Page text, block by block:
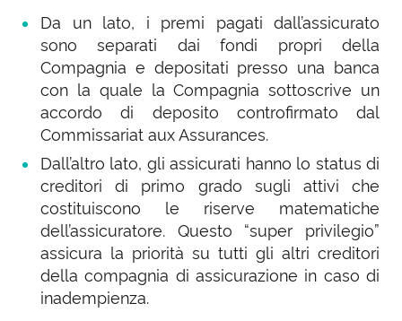
Da un lato, i premi pagati dall’assicurato
sono separati dai fondi propri della
Compagnia e depositati presso una banca
con la quale la Compagnia sottoscrive un
accordo di deposito controfirmato dal
Commissariat aux Assurances.
Dall’altro lato, gli assicurati hanno lo status di
creditori di primo grado sugli attivi che
costituiscono le riserve matematiche
dell’assicuratore. Questo “super privilegio”
assicura la priorità su tutti gli altri creditori
della compagnia di assicurazione in caso di
inadempienza.